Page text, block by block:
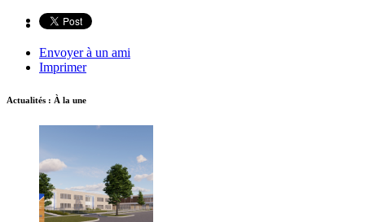
Envoyer à un ami
Imprimer
Actualités : À la une